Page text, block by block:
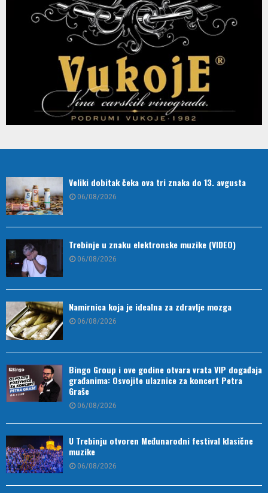
Veliki dobitak čeka ova tri znaka do 13. avgusta
06/08/2026
Trebinje u znaku elektronske muzike (VIDEO)
06/08/2026
Namirnica koja je idealna za zdravlje mozga
06/08/2026
Bingo Group i ove godine otvara vrata VIP događaja
građanima: Osvojite ulaznice za koncert Petra
Graše
06/08/2026
U Trebinju otvoren Međunarodni festival klasične
muzike
06/08/2026